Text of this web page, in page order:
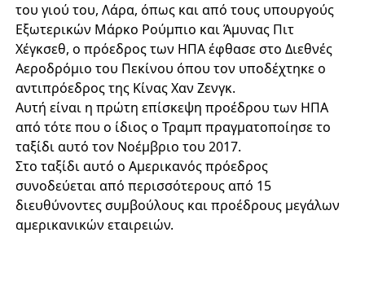
του γιού του, Λάρα, όπως και από τους υπουργούς
Εξωτερικών Μάρκο Ρούμπιο και Άμυνας Πιτ
Χέγκσεθ, ο πρόεδρος των ΗΠΑ έφθασε στο Διεθνές
Αεροδρόμιο του Πεκίνου όπου τον υποδέχτηκε ο
αντιπρόεδρος της Κίνας Χαν Ζενγκ.
Αυτή είναι η πρώτη επίσκεψη προέδρου των ΗΠΑ
από τότε που ο ίδιος ο Τραμπ πραγματοποίησε το
ταξίδι αυτό τον Νοέμβριο του 2017.
Στο ταξίδι αυτό ο Αμερικανός πρόεδρος
συνοδεύεται από περισσότερους από 15
διευθύνοντες συμβούλους και προέδρους μεγάλων
αμερικανικών εταιρειών.